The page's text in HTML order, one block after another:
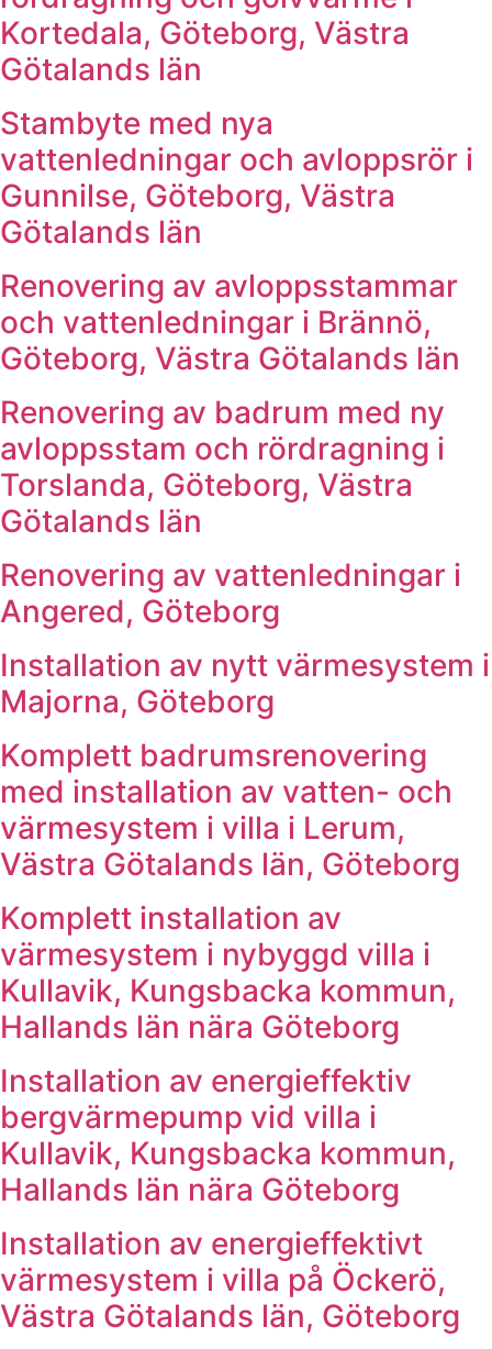
Kortedala, Göteborg, Västra
Götalands län
Stambyte med nya
vattenledningar och avloppsrör i
Gunnilse, Göteborg, Västra
Götalands län
Renovering av avloppsstammar
och vattenledningar i Brännö,
Göteborg, Västra Götalands län
Renovering av badrum med ny
avloppsstam och rördragning i
Torslanda, Göteborg, Västra
Götalands län
Renovering av vattenledningar i
Angered, Göteborg
Installation av nytt värmesystem i
Majorna, Göteborg
Komplett badrumsrenovering
med installation av vatten- och
värmesystem i villa i Lerum,
Västra Götalands län, Göteborg
Komplett installation av
värmesystem i nybyggd villa i
Kullavik, Kungsbacka kommun,
Hallands län nära Göteborg
Installation av energieffektiv
bergvärmepump vid villa i
Kullavik, Kungsbacka kommun,
Hallands län nära Göteborg
Installation av energieffektivt
värmesystem i villa på Öckerö,
Västra Götalands län, Göteborg